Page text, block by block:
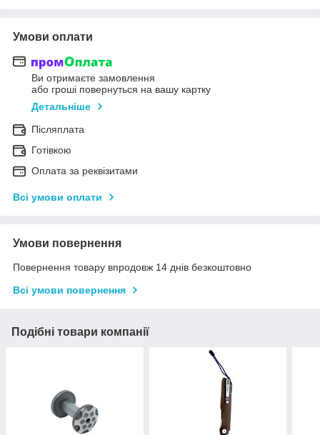
Умови оплати
Ви отримаєте замовлення
або гроші повернуться на вашу картку
Детальніше
Післяплата
Готівкою
Оплата за реквізитами
Всі умови оплати
Умови повернення
Повернення товару впродовж 14 днів безкоштовно
Всі умови повернення
Подібні товари компанії